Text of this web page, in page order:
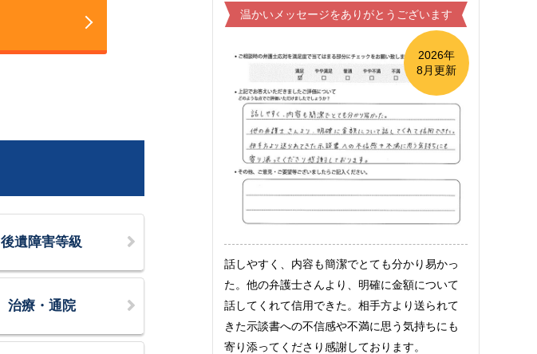
後遺障害等級
治療・通院
温かいメッセージをありがとうございます
2026年
8月更新
話しやすく、内容も簡潔でとても分かり易かっ
た。他の弁護士さんより、明確に金額について
話してくれて信用できた。相手方より送られて
きた示談書への不信感や不満に思う気持ちにも
寄り添ってくださり感謝しております。